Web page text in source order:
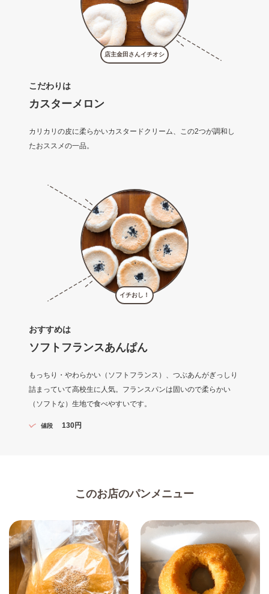
店主金田さんイチオシ
こだわりは
カスターメロン
カリカリの皮に柔らかいカスタードクリーム、この2つが調和し
たおススメの一品。
イチおし！
おすすめは
ソフトフランスあんぱん
もっちり・やわらかい（ソフトフランス）、つぶあんがぎっしり
詰まっていて高校生に人気。フランスパンは固いので柔らかい
（ソフトな）生地で食べやすいです。
値段 130円
このお店のパンメニュー